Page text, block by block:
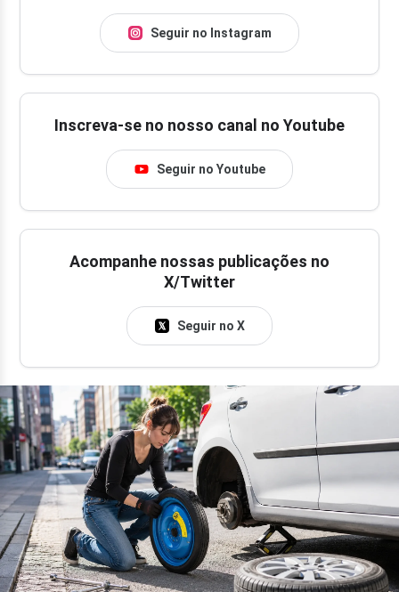
Seguir no Instagram
Inscreva-se no nosso canal no Youtube
Seguir no Youtube
Acompanhe nossas publicações no
X/Twitter
Seguir no X